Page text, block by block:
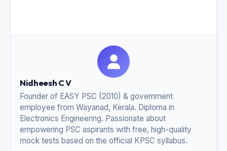
Nidheesh C V
Founder of EASY PSC (2010) & government
employee from Wayanad, Kerala. Diploma in
Electronics Engineering. Passionate about
empowering PSC aspirants with free, high-quality
mock tests based on the official KPSC syllabus.